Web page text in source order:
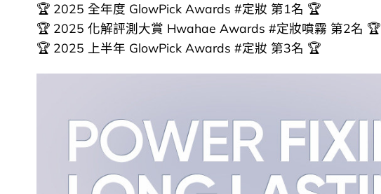
🏆 2025 全年度 GlowPick Awards #定妝 第1名 🏆
🏆 2025 化解評測大賞 Hwahae Awards #定妝噴霧 第2名 🏆
🏆 2025 上半年 GlowPick Awards #定妝 第3名 🏆